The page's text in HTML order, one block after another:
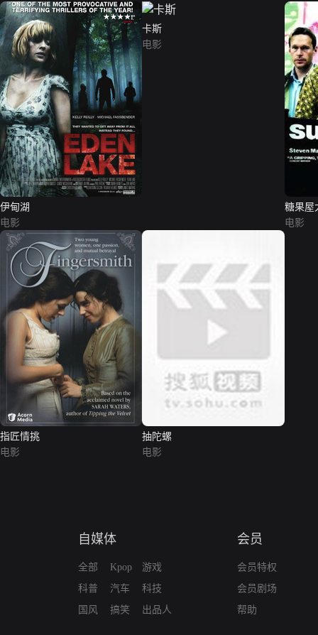
伊甸湖
电影
卡斯
电影
糖果屋
电影
指匠情挑
电影
抽陀螺
电影
自媒体
全部
科普
国风
Kpop
汽车
搞笑
游戏
科技
出品人
会员
会员特权
会员剧场
帮助